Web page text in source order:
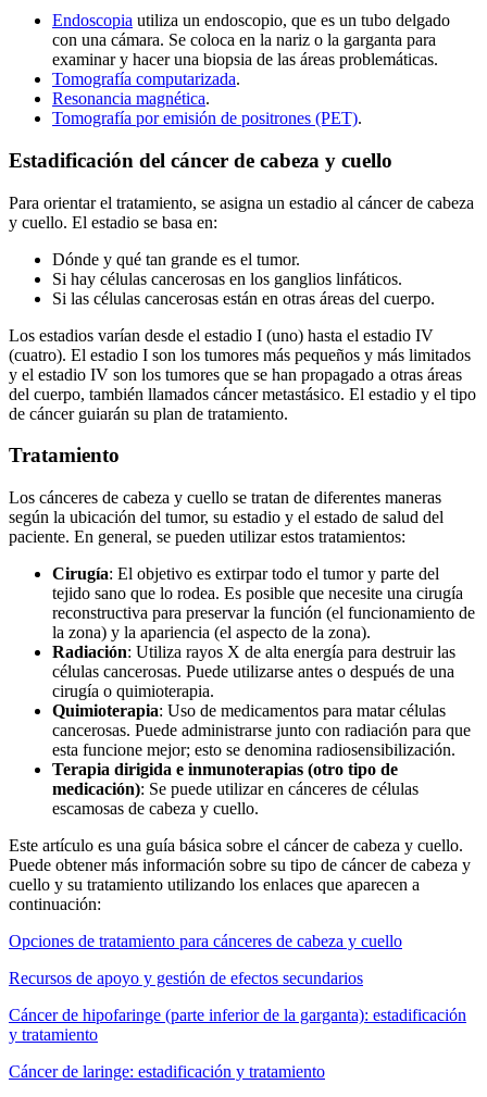
Endoscopia utiliza un endoscopio, que es un tubo delgado
con una cámara. Se coloca en la nariz o la garganta para
examinar y hacer una biopsia de las áreas problemáticas.
Tomografía computarizada.
Resonancia magnética.
Tomografía por emisión de positrones (PET).
Estadificación del cáncer de cabeza y cuello
Para orientar el tratamiento, se asigna un estadio al cáncer de cabeza
y cuello. El estadio se basa en:
Dónde y qué tan grande es el tumor.
Si hay células cancerosas en los ganglios linfáticos.
Si las células cancerosas están en otras áreas del cuerpo.
Los estadios varían desde el estadio I (uno) hasta el estadio IV
(cuatro). El estadio I son los tumores más pequeños y más limitados
y el estadio IV son los tumores que se han propagado a otras áreas
del cuerpo, también llamados cáncer metastásico. El estadio y el tipo
de cáncer guiarán su plan de tratamiento.
Tratamiento
Los cánceres de cabeza y cuello se tratan de diferentes maneras
según la ubicación del tumor, su estadio y el estado de salud del
paciente. En general, se pueden utilizar estos tratamientos:
Cirugía: El objetivo es extirpar todo el tumor y parte del
tejido sano que lo rodea. Es posible que necesite una cirugía
reconstructiva para preservar la función (el funcionamiento de
la zona) y la apariencia (el aspecto de la zona).
Radiación: Utiliza rayos X de alta energía para destruir las
células cancerosas. Puede utilizarse antes o después de una
cirugía o quimioterapia.
Quimioterapia: Uso de medicamentos para matar células
cancerosas. Puede administrarse junto con radiación para que
esta funcione mejor; esto se denomina radiosensibilización.
Terapia dirigida e inmunoterapias (otro tipo de
medicación): Se puede utilizar en cánceres de células
escamosas de cabeza y cuello.
Este artículo es una guía básica sobre el cáncer de cabeza y cuello.
Puede obtener más información sobre su tipo de cáncer de cabeza y
cuello y su tratamiento utilizando los enlaces que aparecen a
continuación:
Opciones de tratamiento para cánceres de cabeza y cuello
Recursos de apoyo y gestión de efectos secundarios
Cáncer de hipofaringe (parte inferior de la garganta): estadificación
y tratamiento
Cáncer de laringe: estadificación y tratamiento